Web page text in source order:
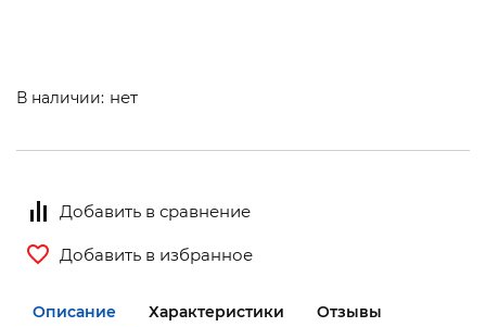
В наличии: нет
Добавить в сравнение
Добавить в избранное
Описание Характеристики Отзывы